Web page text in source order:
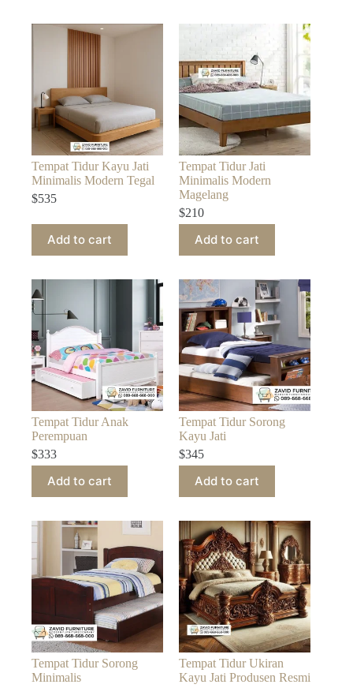
Tempat Tidur Kayu Jati
Minimalis Modern Tegal
$535
Add to cart
Tempat Tidur Jati
Minimalis Modern
Magelang
$210
Add to cart
Tempat Tidur Anak
Perempuan
$333
Add to cart
Tempat Tidur Sorong
Kayu Jati
$345
Add to cart
Tempat Tidur Sorong
Minimalis
Tempat Tidur Ukiran
Kayu Jati Produsen Resmi